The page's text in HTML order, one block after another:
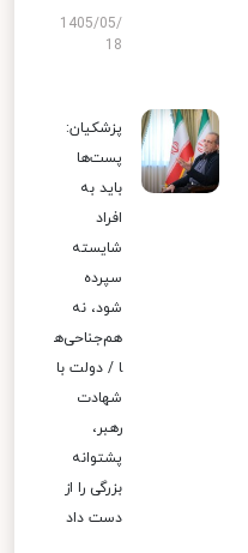
1405/05/
18
پزشکیان:
پست‌ها
باید به
افراد
شایسته
سپرده
شود، نه
هم‌جناحی‌ه
ا / دولت با
شهادت
رهبر،
پشتوانه
بزرگی را از
دست داد